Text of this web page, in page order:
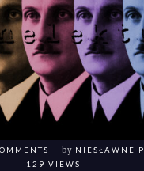
by NIESŁAWNE P
129 VIEWS